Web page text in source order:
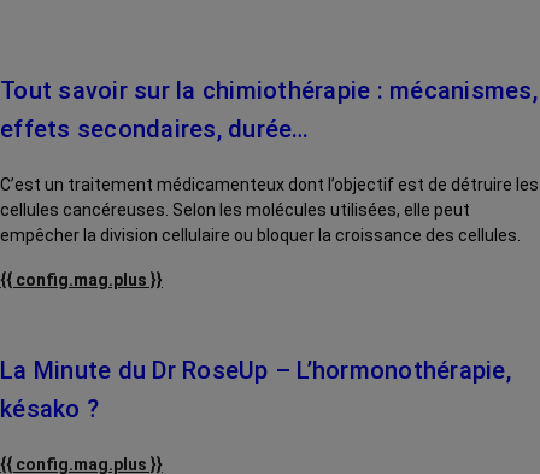
Tout savoir sur la chimiothérapie : mécanismes,
effets secondaires, durée…
C’est un traitement médicamenteux dont l’objectif est de détruire les
cellules cancéreuses. Selon les molécules utilisées, elle peut
empêcher la division cellulaire ou bloquer la croissance des cellules.
{{ config.mag.plus }}
La Minute du Dr RoseUp – L’hormonothérapie,
késako ?
{{ config.mag.plus }}